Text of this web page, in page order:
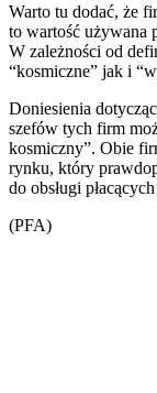
Warto tu dodać, że
to wartość używana
W zależności od
“kosmiczne” jak i
Doniesienia
szefów tych firm
kosmiczny”. Obie
rynku, który
do obsługi
(PFA)